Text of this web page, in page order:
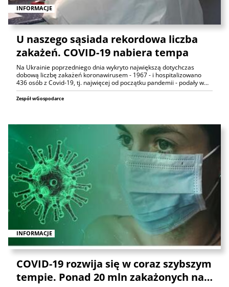
INFORMACJE
U naszego sąsiada rekordowa liczba
zakażeń. COVID-19 nabiera tempa
Na Ukrainie poprzedniego dnia wykryto największą dotychczas
dobową liczbę zakażeń koronawirusem - 1967 - i hospitalizowano
436 osób z Covid-19, tj. najwięcej od początku pandemii - podały w…
Zespół wGospodarce
INFORMACJE
COVID-19 rozwija się w coraz szybszym
tempie. Ponad 20 mln zakażonych na…